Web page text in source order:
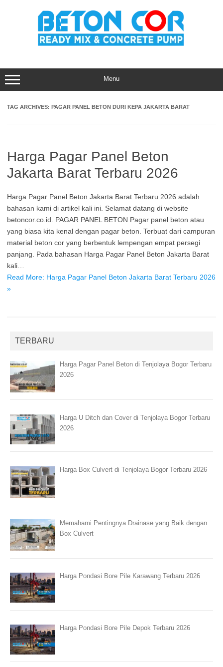
Menu
TAG ARCHIVES: PAGAR PANEL BETON DURI KEPA JAKARTA BARAT
Harga Pagar Panel Beton
Jakarta Barat Terbaru 2026
Harga Pagar Panel Beton Jakarta Barat Terbaru 2026 adalah
bahasan kami di artikel kali ini. Selamat datang di website
betoncor.co.id. PAGAR PANEL BETON Pagar panel beton atau
yang biasa kita kenal dengan pagar beton. Terbuat dari campuran
material beton cor yang berbentuk lempengan empat persegi
panjang. Pada bahasan Harga Pagar Panel Beton Jakarta Barat
kali…
Read More: Harga Pagar Panel Beton Jakarta Barat Terbaru 2026
»
TERBARU
Harga Pagar Panel Beton di Tenjolaya Bogor Terbaru
2026
Harga U Ditch dan Cover di Tenjolaya Bogor Terbaru
2026
Harga Box Culvert di Tenjolaya Bogor Terbaru 2026
Memahami Pentingnya Drainase yang Baik dengan
Box Culvert
Harga Pondasi Bore Pile Karawang Terbaru 2026
Harga Pondasi Bore Pile Depok Terbaru 2026